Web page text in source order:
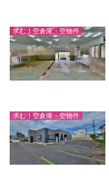
求む！空倉庫・空物件
求む！空倉庫・空物件